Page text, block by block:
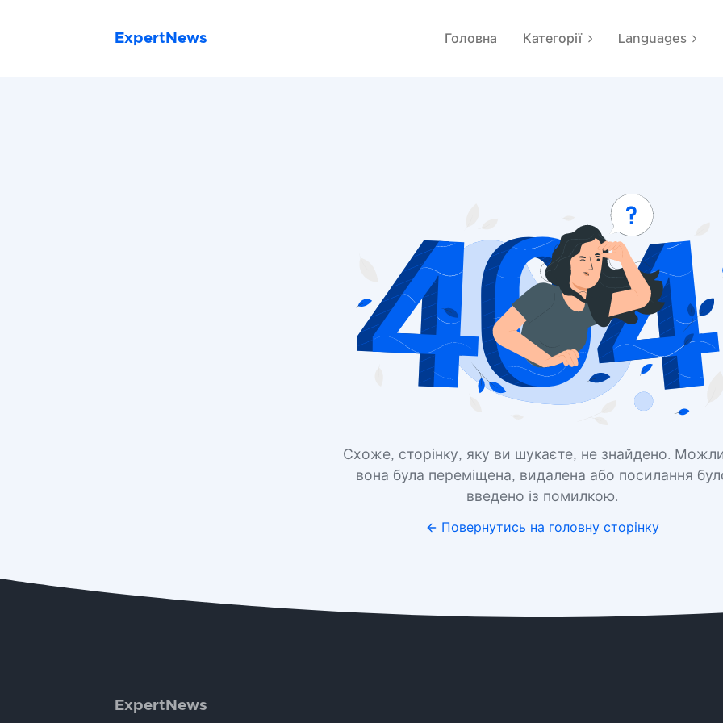
ExpertNews Головна Категорії Languages
Схоже, сторінку, яку ви шукаєте, не знайдено.
вона була переміщена, видалена або посилання
введено із помилкою.
Повернутись на головну сторінку
ExpertNews